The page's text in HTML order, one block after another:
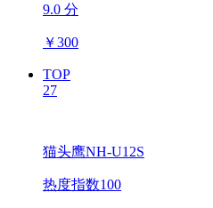
9.0 分
￥300
TOP
27
猫头鹰NH-U12S
热度指数100